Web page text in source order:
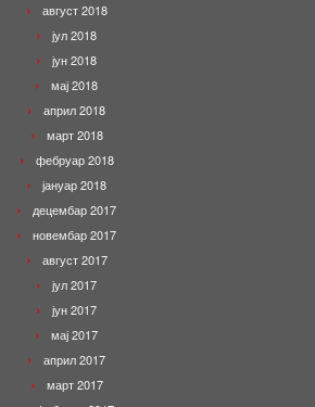
август 2018
јул 2018
јун 2018
мај 2018
април 2018
март 2018
фебруар 2018
јануар 2018
децембар 2017
новембар 2017
август 2017
јул 2017
јун 2017
мај 2017
април 2017
март 2017